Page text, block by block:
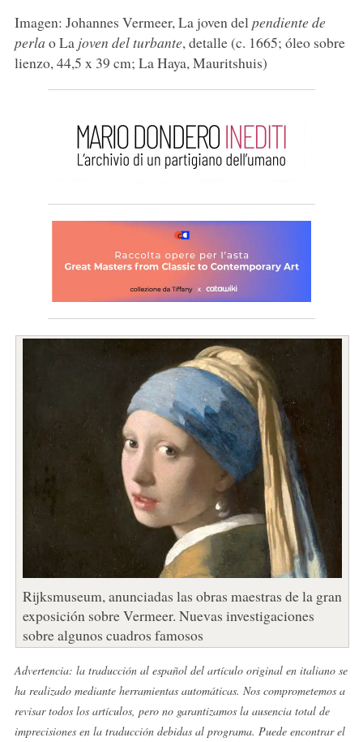
Imagen: Johannes Vermeer, La joven del pendiente de
perla o La joven del turbante, detalle (c. 1665; óleo sobre
lienzo, 44,5 x 39 cm; La Haya, Mauritshuis)
Rijksmuseum, anunciadas las obras maestras de la gran
exposición sobre Vermeer. Nuevas investigaciones
sobre algunos cuadros famosos
Advertencia: la traducción al español del artículo original en italiano se
ha realizado mediante herramientas automáticas. Nos comprometemos a
revisar todos los artículos, pero no garantizamos la ausencia total de
imprecisiones en la traducción debidas al programa. Puede encontrar el